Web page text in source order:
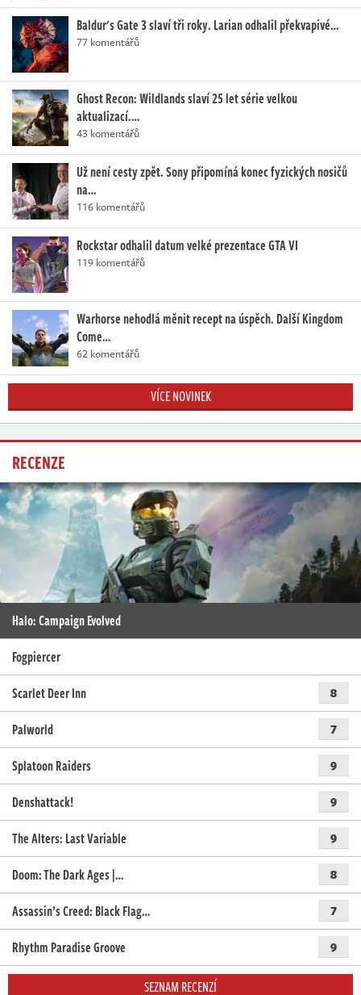
Baldur's Gate 3 slaví tři roky. Larian odhalil překvapivé…
77 komentářů
Ghost Recon: Wildlands slaví 25 let série velkou
aktualizací.…
43 komentářů
Už není cesty zpět. Sony připomíná konec fyzických nosičů
na…
116 komentářů
Rockstar odhalil datum velké prezentace GTA VI
119 komentářů
Warhorse nehodlá měnit recept na úspěch. Další Kingdom
Come…
62 komentářů
VÍCE NOVINEK
RECENZE
Halo: Campaign Evolved
Fogpiercer
Scarlet Deer Inn
8
Palworld 7
Splatoon Raiders 9
Denshattack! 9
The Alters: Last Variable 9
Doom: The Dark Ages |… 8
Assassin’s Creed: Black Flag… 7
Rhythm Paradise Groove 9
SEZNAM RECENZÍ